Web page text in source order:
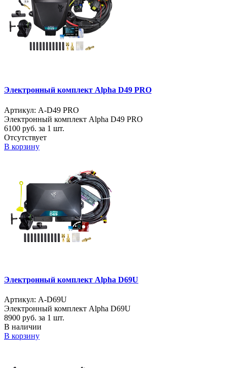
Электронный комплект Alpha D49 PRO
Артикул: A-D49 PRO
Электронный комплект Alpha D49 PRO
6100 руб. за 1 шт.
Отсутствует
В корзину
Электронный комплект Alpha D69U
Артикул: A-D69U
Электронный комплект Alpha D69U
8900 руб. за 1 шт.
В наличии
В корзину